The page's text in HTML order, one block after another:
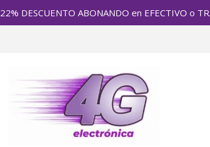
22% DESCUENTO ABONANDO en EFECTIVO o